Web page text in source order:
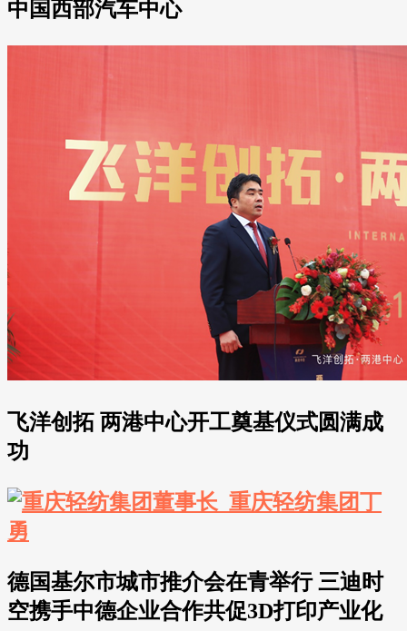
中国西部汽车中心
飞洋创拓 两港中心开工奠基仪式圆满成
功
德国基尔市城市推介会在青举行 三迪时
空携手中德企业合作共促3D打印产业化